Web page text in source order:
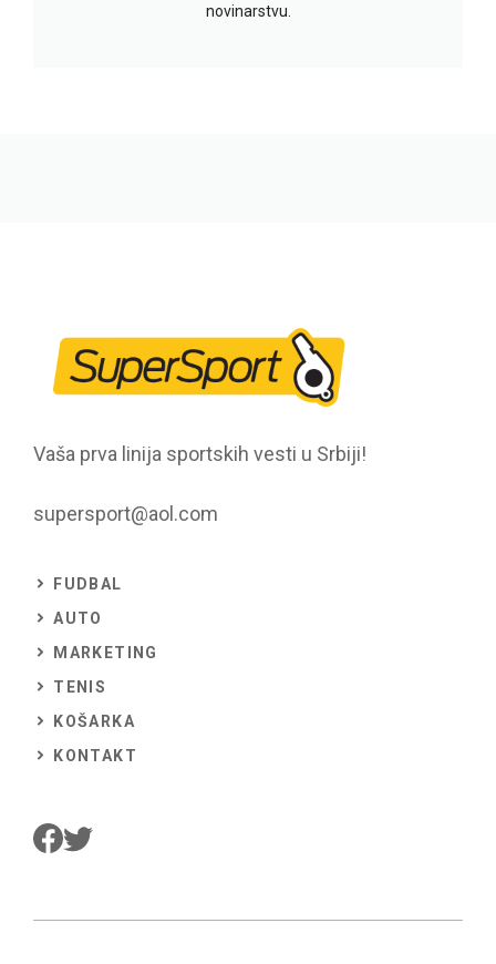
novinarstvu.
Vaša prva linija sportskih vesti u Srbiji!
supersport@aol.com
FUDBAL
AUTO
MARKETING
TENIS
KOŠARKA
KONTAKT